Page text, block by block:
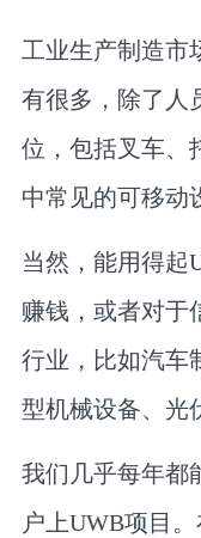
工业生产制造市
有很多，除了人
位，包括叉车、
中常见的可移动
当然，能用得起
赚钱，或者对于
行业，比如汽车
型机械设备、光
我们几乎每年都
户上UWB项目